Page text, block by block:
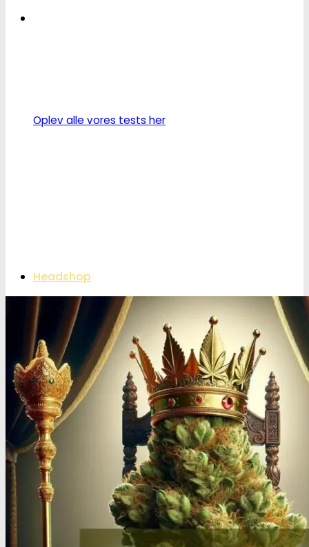
Oplev alle vores tests her
Headshop
Headshop
Jointpapir og filter
King Size Jointpapir
Slim Size Jointpapir
Cones
Filtertips
Blunt wraps
SmokersPack
Smokers Choice